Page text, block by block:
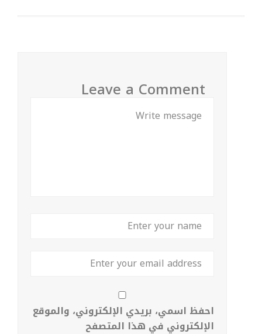
Leave a Comment
احفظ اسمي، بريدي الإلكتروني، والموقع
الإلكتروني في هذا المتصفح